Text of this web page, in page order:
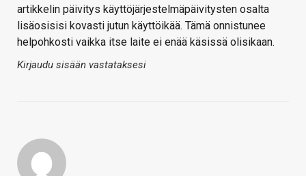
artikkelin päivitys käyttöjärjestelmäpäivitysten osalta
lisäosisisi kovasti jutun käyttöikää. Tämä onnistunee
helpohkosti vaikka itse laite ei enää käsissä olisikaan.
Kirjaudu sisään vastataksesi